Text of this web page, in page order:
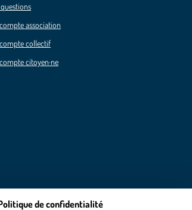
association
collectif
citoyen·ne
de confidentialité